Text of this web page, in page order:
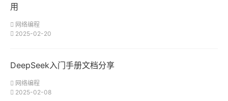
用
网络编程
2025-02-20
DeepSeek入门手册文档分享
网络编程
2025-02-08